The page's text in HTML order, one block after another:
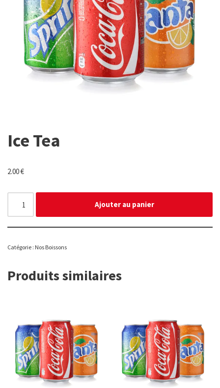
Ice Tea
2.00€
Ajouter au panier
Catégorie : Nos Boissons
Produits similaires